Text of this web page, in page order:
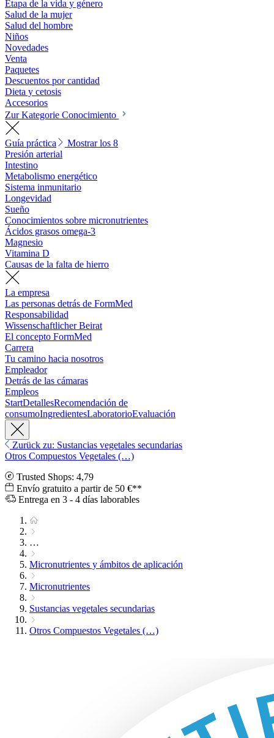
Etapa de la vida y género
Salud de la mujer
Salud del hombre
Niños
Novedades
Venta
Paquetes
Descuentos por cantidad
Dieta y cetosis
Accesorios
Zur Kategorie Conocimiento
Guía práctica
Mostrar los 8
Presión arterial
Intestino
Metabolismo energético
Sistema inmunitario
Longevidad
Sueño
Conocimientos sobre micronutrientes
Ácidos grasos omega-3
Magnesio
Vitamina D
Causas de la falta de hierro
La empresa
Las personas detrás de FormMed
Responsabilidad
Wissenschaftlicher Beirat
El concepto FormMed
Carrera
Tu camino hacia nosotros
Empleador
Detrás de las cámaras
Empleos
StartDetallesRecomendación de
consumoIngredientesLaboratorioEvaluación
Zurück zu: Sustancias vegetales secundarias
Otros Compuestos Vegetales (…)
Trusted Shops: 4,79
Envío gratuito a partir de 50 €**
Entrega en 3 - 4 días laborables
…
Micronutrientes y ámbitos de aplicación
Micronutrientes
Sustancias vegetales secundarias
Otros Compuestos Vegetales (…)